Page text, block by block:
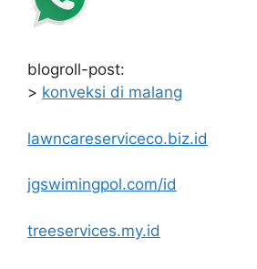
blogroll-post:
> konveksi di malang
lawncareserviceco.biz.id
jgswimingpol.com/id
treeservices.my.id